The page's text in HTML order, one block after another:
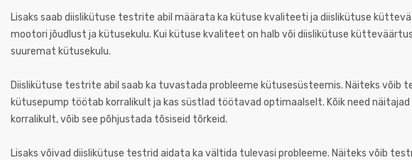
Lisaks saab diislikütuse testrite abil määrata ka kütuse kvaliteeti ja diislikütuse
mootori jõudlust ja kütusekulu. Kui kütuse kvaliteet on halb või diislikütuse
suuremat kütusekulu.
Diislikütuse testrite abil saab ka tuvastada probleeme kütusesüsteemis. Näiteks
kütusepump töötab korralikult ja kas süstlad töötavad optimaalselt. Kõik need
korralikult, võib see põhjustada tõsiseid tõrkeid.
Lisaks võivad diislikütuse testrid aidata ka vältida tulevasi probleeme. Näiteks võib